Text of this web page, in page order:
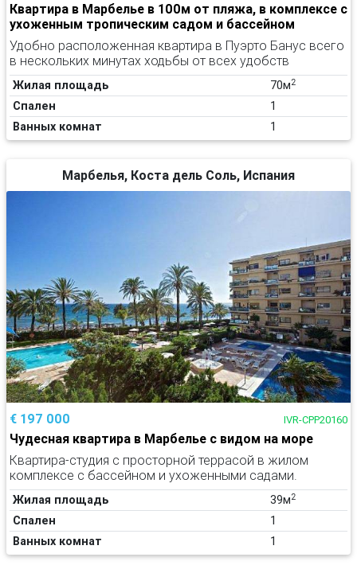
Квартира в Марбелье в 100м от пляжа, в комплексе с
ухоженным тропическим садом и бассейном
Удобно расположенная квартира в Пуэрто Банус всего
в нескольких минутах ходьбы от всех удобств
Жилая площадь 70м2
Спален
1
Ванных комнат
1
Марбелья, Коста дель Соль, Испания
€ 197 000 IVR-CPP20160
Чудесная квартира в Марбелье с видом на море
Квартира-студия с просторной террасой в жилом
комплексе с бассейном и ухоженными садами.
Жилая площадь 39м2
Спален
1
Ванных комнат
1